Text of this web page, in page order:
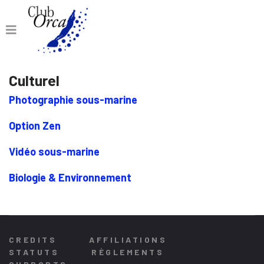
Culturel
Photographie sous-marine
Option Zen
Vidéo sous-marine
Biologie & Environnement
CREDITS
AFFILIATIONS
STATUTS
RÈGLEMENTS